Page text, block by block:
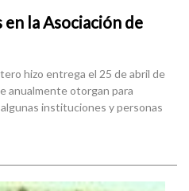
la Asociación de
hizo entrega el 25 de abril de
anualmente otorgan para
instituciones y personas